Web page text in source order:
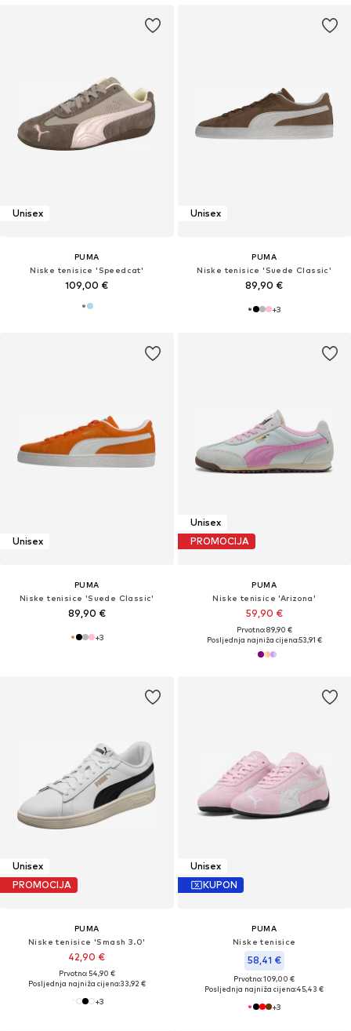
Unisex
PUMA
Niske tenisice 'Speedcat'
109,00 €
Unisex
PUMA
Niske tenisice 'Suede Classic'
89,90 €
+3
Unisex
PUMA
Niske tenisice 'Suede Classic'
89,90 €
+3
Unisex
PROMOCIJA
PUMA
Niske tenisice 'Arizona'
59,90 €
Prvotno: 89,90 €
Posljednja najniža cijena:53,91 €
Unisex
PROMOCIJA
PUMA
Niske tenisice 'Smash 3.0'
42,90 €
Prvotno: 54,90 €
Posljednja najniža cijena:33,92 €
+3
Unisex
KUPON
PUMA
Niske tenisice
58,41 €
Prvotno: 109,00 €
Posljednja najniža cijena:45,43 €
+3